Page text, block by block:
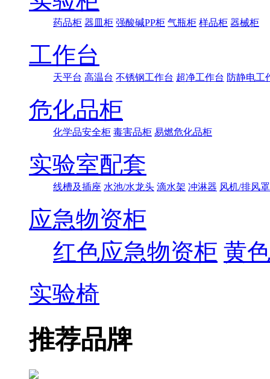
药品柜 器皿柜 强酸碱PP柜 气瓶柜 样品柜 器械柜
工作台
天平台 高温台 不锈钢工作台 超净工作台 防静电工
危化品柜
化学品安全柜 毒害品柜 易燃危化品柜
实验室配套
线槽及插座 水池/水龙头 滴水架 冲淋器 风机/排风罩
应急物资柜
红色应急物资柜 黄
实验椅
推荐品牌